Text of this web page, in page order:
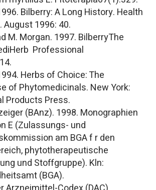
Bilberry: A Long History. Health
August 1996: 40.
M. Morgan. 1997. BilberryThe
Professional
Herbs of Choice: The
of Phytomedicinals. New York:
Products Press.
(BAnz). 1998. Monographien
E (Zulassungs- und
am BGA f r den
phytotherapeutische
und Stoffgruppe). Kln:
(BGA).